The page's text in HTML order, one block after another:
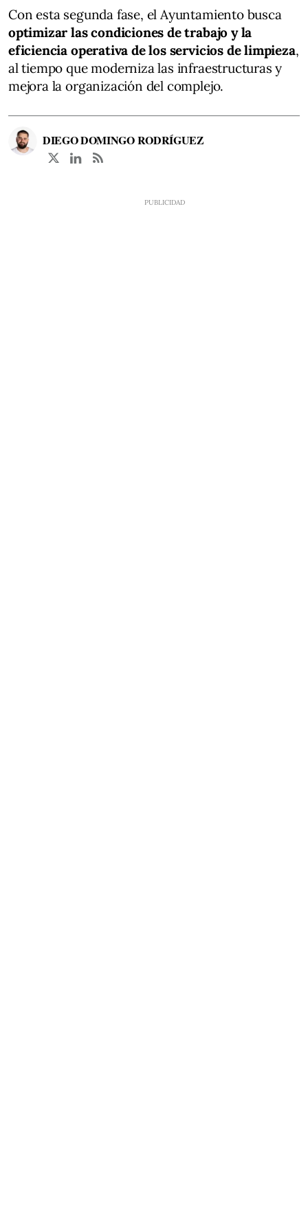
Con esta segunda fase, el Ayuntamiento busca
optimizar las condiciones de trabajo y la
eficiencia operativa de los servicios de limpieza,
al tiempo que moderniza las infraestructuras y
mejora la organización del complejo.
DIEGO DOMINGO RODRÍGUEZ